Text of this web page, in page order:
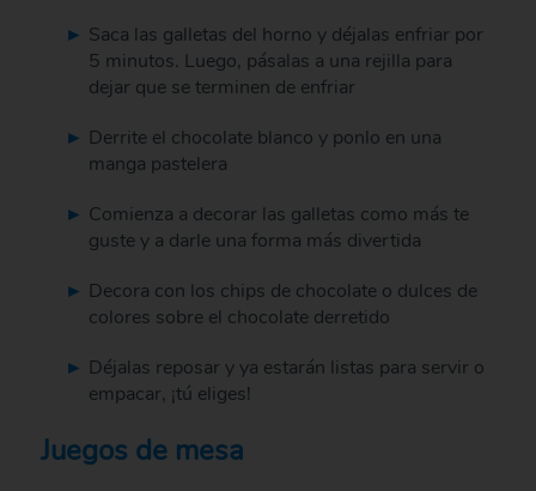
Saca las galletas del horno y déjalas enfriar por
5 minutos. Luego, pásalas a una rejilla para
dejar que se terminen de enfriar
Derrite el chocolate blanco y ponlo en una
manga pastelera
Comienza a decorar las galletas como más te
guste y a darle una forma más divertida
Decora con los chips de chocolate o dulces de
colores sobre el chocolate derretido
Déjalas reposar y ya estarán listas para servir o
empacar, ¡tú eliges!
Juegos de mesa